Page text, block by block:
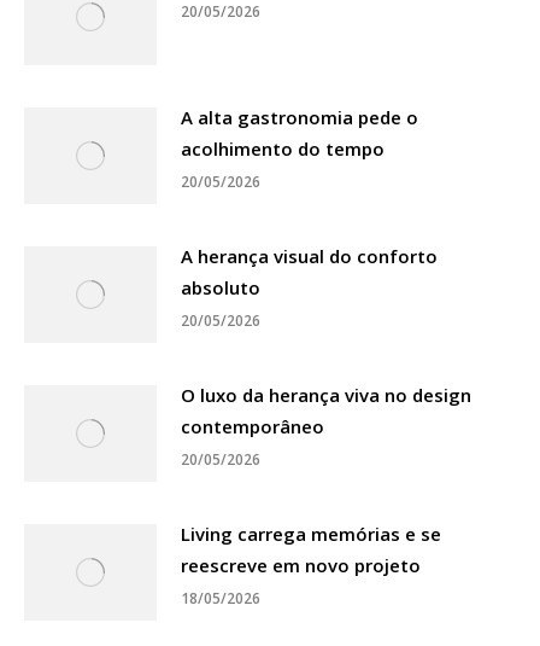
20/05/2026
A alta gastronomia pede o
acolhimento do tempo
20/05/2026
A herança visual do conforto
absoluto
20/05/2026
O luxo da herança viva no design
contemporâneo
20/05/2026
Living carrega memórias e se
reescreve em novo projeto
18/05/2026